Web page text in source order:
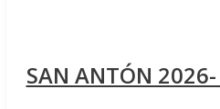
SAN ANTÓN 2026-